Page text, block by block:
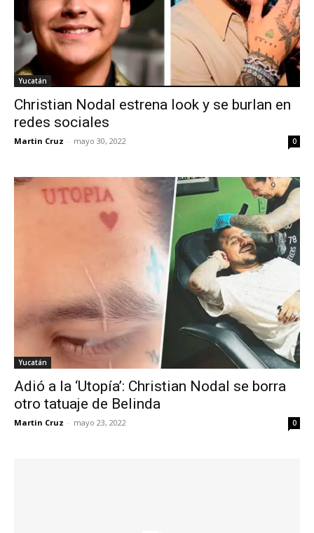
Yucatán
Christian Nodal estrena look y se burlan en
redes sociales
Martin Cruz - mayo 30, 2022 0
Yucatán
Adió a la ‘Utopía’: Christian Nodal se borra
otro tatuaje de Belinda
Martin Cruz - mayo 23, 2022 0